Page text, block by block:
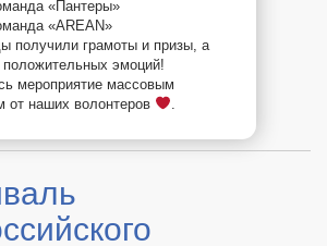
«Пантеры»
«AREAN»
получили грамоты и призы, а
эмоций!
мероприятие массовым
наших волонтеров